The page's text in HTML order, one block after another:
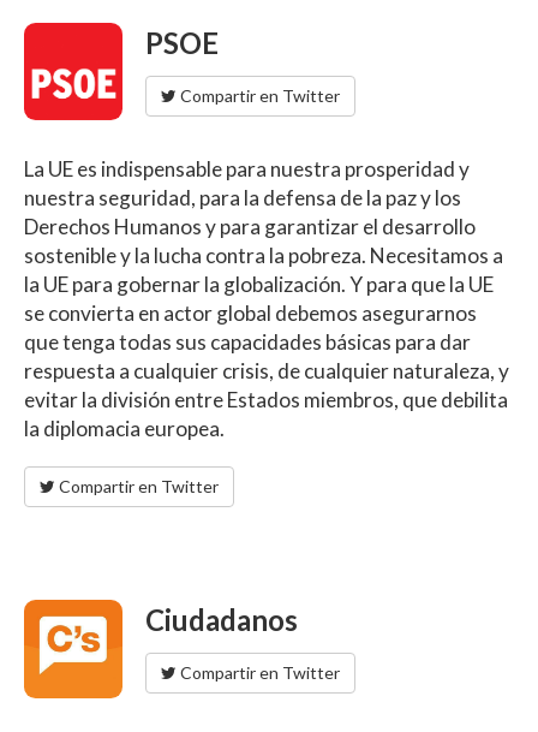
PSOE
Compartir en Twitter
La UE es indispensable para nuestra prosperidad y
nuestra seguridad, para la defensa de la paz y los
Derechos Humanos y para garantizar el desarrollo
sostenible y la lucha contra la pobreza. Necesitamos a
la UE para gobernar la globalización. Y para que la UE
se convierta en actor global debemos asegurarnos
que tenga todas sus capacidades básicas para dar
respuesta a cualquier crisis, de cualquier naturaleza, y
evitar la división entre Estados miembros, que debilita
la diplomacia europea.
Compartir en Twitter
Ciudadanos
Compartir en Twitter